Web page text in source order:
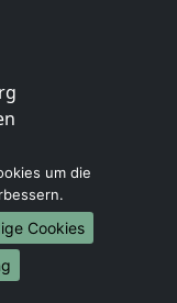
am Main
um die
Cookies